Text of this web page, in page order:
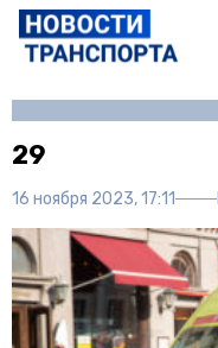
29
16 ноября 2023, 17:11